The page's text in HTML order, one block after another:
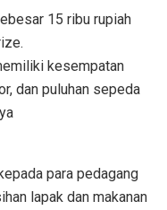
15 ribu rupiah
kesempatan
dan puluhan sepeda
para pedagang
lapak dan makanan